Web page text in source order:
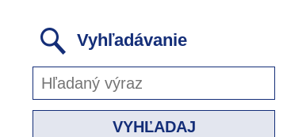
Vyhľadávanie
VYHĽADAJ